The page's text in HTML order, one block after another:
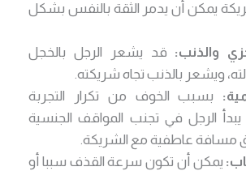
يمكن أن يدمر الثقة بالنفس بشكل
والذنب: قد يشعر الرجل بالخجل
ويشعر بالذنب تجاه شريكته.
بسبب الخوف من تكرار التجربة
يبدأ الرجل في تجنب المواقف الجنسية
مسافة عاطفية مع الشريكة.
يمكن أن تكون سرعة القذف سببا أو